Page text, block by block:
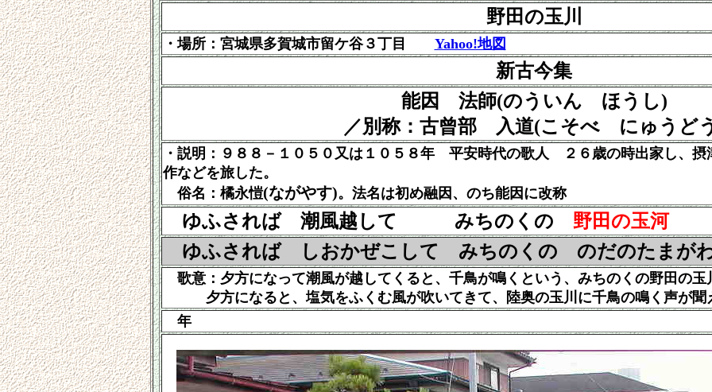
野田の玉川
・場所：宮城県多賀城市留ケ谷３丁目 Yahoo!地図
新古今集
能因 法師(のういん ほうし)
／別称：古曾部 入道(こそべ にゅうど
・説明：９８８－１０５０又は１０５８年 平安時代の歌人 ２６歳の時出家し、摂
作などを旅した。
俗名：橘永愷(ながやす)。法名は初め融因、のち能因に改称
ゆふされば 潮風越して みちのくの 野田の玉河千
ゆふされば しおかぜこして みちのくの のだのたまが
歌意：夕方になって潮風が越してくると、千鳥が鳴くという、みちのくの野田の玉
夕方になると、塩気をふくむ風が吹いてきて、陸奥の玉川に千鳥の鳴く声が聞
年